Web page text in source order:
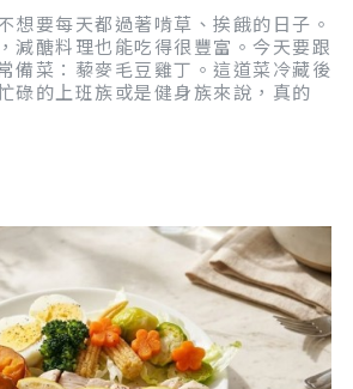
想要每天都過著啃草、挨餓的日子。
減醣料理也能吃得很豐富。今天要跟
備菜：藜麥毛豆雞丁。這道菜冷藏後
碌的上班族或是健身族來說，真的